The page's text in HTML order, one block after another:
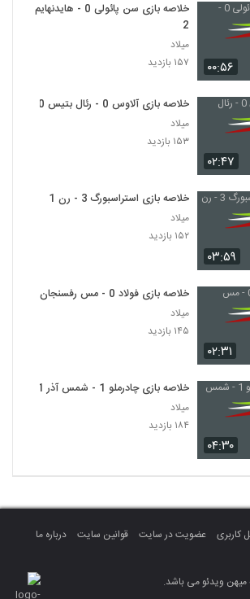
۰۰:۵۶
خلاصه بازی سن پائولی 0 - هایدنهایم
2
میلاد
۱۵۷ بازدید
۰۲:۴۷
خلاصه بازی آلاوس 0 - رئال بتیس 0
میلاد
۱۵۳ بازدید
۰۳:۵۹
خلاصه بازی استراسبورگ 3 - رن 1
میلاد
۱۵۲ بازدید
۰۲:۳۱
خلاصه بازی فولاد 0 - مس رفسنجان 0
میلاد
۱۴۵ بازدید
۰۴:۳۰
خلاصه بازی چادرملو 1 - شمس آذر 1
میلاد
۱۸۴ بازدید
کاربری عضویت در سایت قوانین سایت
درباره ما
ویدئو می باشد.